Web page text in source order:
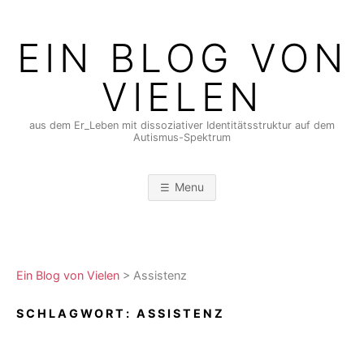
contentEIN BLOG VON
VIELEN
aus dem Er_Leben mit dissoziativer Identitätsstruktur auf dem
Autismus-Spektrum
Menu
Ein Blog von Vielen > Assistenz
SCHLAGWORT: ASSISTENZ